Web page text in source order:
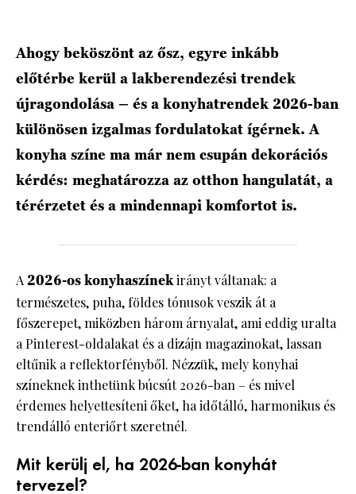
Ahogy beköszönt az ősz, egyre inkább
előtérbe kerül a lakberendezési trendek
újragondolása – és a konyhatrendek 2026-ban
különösen izgalmas fordulatokat ígérnek. A
konyha színe ma már nem csupán dekorációs
kérdés: meghatározza az otthon hangulatát, a
térérzetet és a mindennapi komfortot is.
A 2026-os konyhaszínekirányt váltanak: a
természetes, puha, földes tónusok veszik át a
főszerepet, miközben három árnyalat, ami eddig uralta
a Pinterest-oldalakat és a dizájn magazinokat, lassan
eltűnik a reflektorfényből. Nézzük, mely konyhai
színeknek inthetünk búcsút 2026-ban – és mivel
érdemes helyettesíteni őket, ha időtálló, harmonikus és
trendálló enteriőrt szeretnél.
Mit kerülj el, ha 2026-ban konyhát
tervezel?